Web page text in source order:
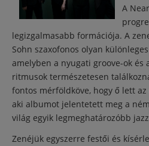
A
legizgalmasabb formációja. A
Sohn szaxofonos olyan
amelyben a nyugati groove-ok és
ritmusok természetesen
fontos mérföldköve, hogy ő lett
aki albumot jelentetett meg a
világ egyik legmeghatározóbb
Zenéjük egyszerre festői és